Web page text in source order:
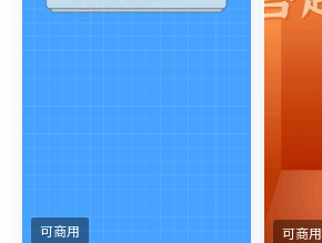
可商用 可商用